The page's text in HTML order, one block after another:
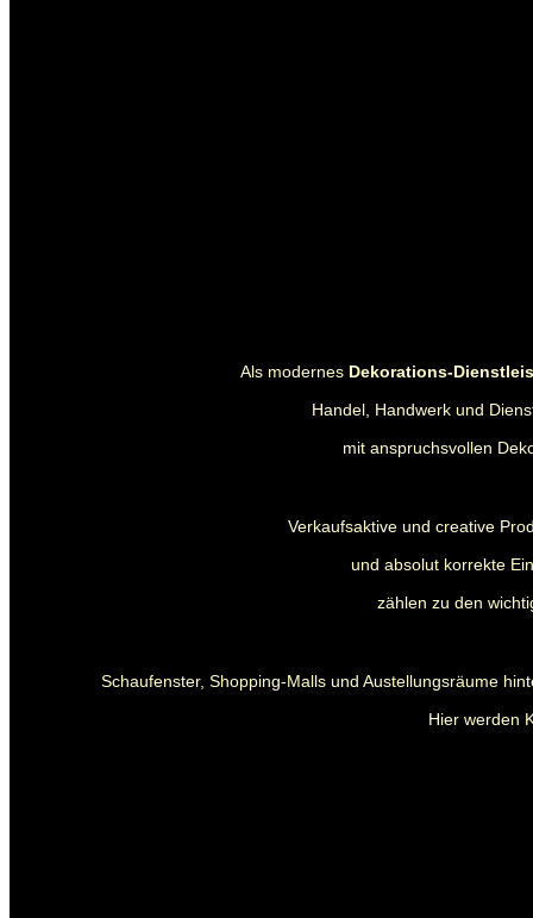
Als modernes Dekorations-
Handel, Handwerk und
mit anspruchsvollen
Verkaufsaktive und creative
und absolut korrekte
zählen zu den
Schaufenster, Shopping-Malls und Austellungsräume
Hier werden